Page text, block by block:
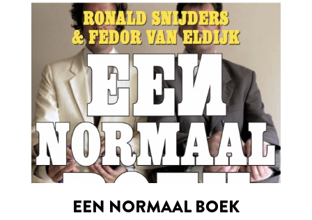
EEN NORMAAL BOEK